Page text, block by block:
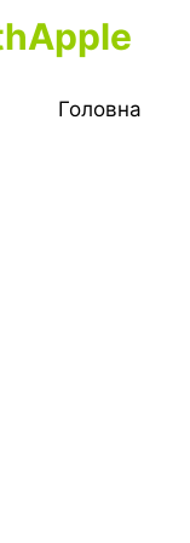
Головна